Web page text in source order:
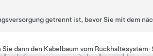
getrennt ist, bevor Sie mit dem
Sie dann den Kabelbaum vom